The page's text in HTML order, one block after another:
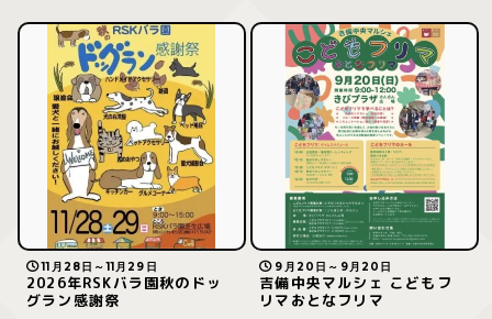
11月28日～11月29日
2026年RSKバラ園秋のドッ
グラン感謝祭
9月20日～9月20日
吉備中央マルシェ こどもフ
リマおとなフリマ